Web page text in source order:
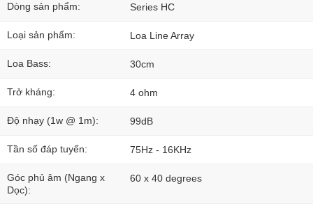
Dòng sản phẩm: Series HC
Loại sản phẩm: Loa Line Array
Loa Bass: 30cm
Trở kháng: 4 ohm
Độ nhạy (1w @ 1m): 99dB
Tần số đáp tuyến: 75Hz - 16KHz
Góc phủ âm (Ngang x
Dọc):
60 x 40 degrees